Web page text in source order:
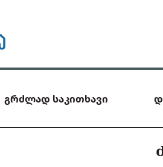
გრძლად საკითხავი